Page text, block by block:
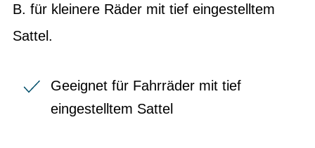
B. für kleinere Räder mit tief eingestelltem
Sattel.
Geeignet für Fahrräder mit tief
eingestelltem Sattel